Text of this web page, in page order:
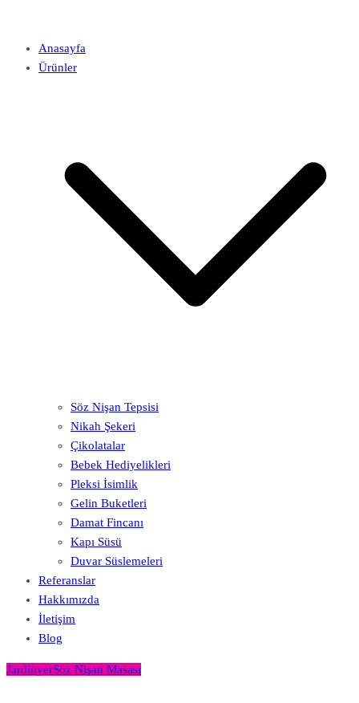
Anasayfa
Ürünler
Söz Nişan Tepsisi
Nikah Şekeri
Çikolatalar
Bebek Hediyelikleri
Pleksi İsimlik
Gelin Buketleri
Damat Fincanı
Kapı Süsü
Duvar Süslemeleri
Referanslar
Hakkımızda
İletişim
Blog
JardinyerSöz Nişan Masası